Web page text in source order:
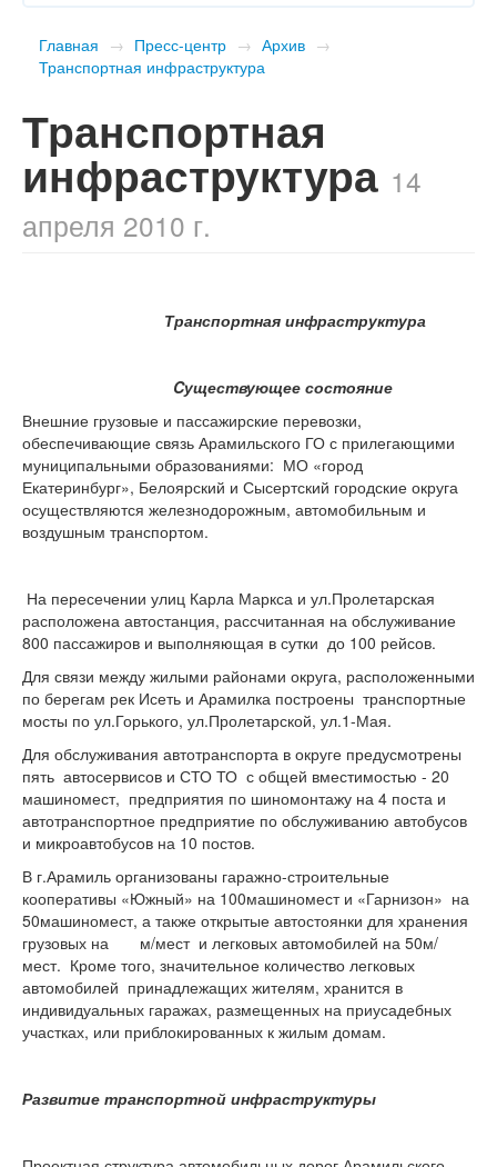
Главная → Пресс-центр → Архив →
Транспортная инфраструктура
Транспортная
инфраструктура 14
апреля 2010 г.
Транспортная инфраструктура
Cуществующее состояние
Внешние грузовые и пассажирские перевозки,
обеспечивающие связь Арамильского ГО с прилегающими
муниципальными образованиями: МО «город
Екатеринбург», Белоярский и Сысертский городские округа
осуществляются железнодорожным, автомобильным и
воздушным транспортом.
На пересечении улиц Карла Маркса и ул.Пролетарская
расположена автостанция, рассчитанная на обслуживание
800 пассажиров и выполняющая в сутки до 100 рейсов.
Для связи между жилыми районами округа, расположенными
по берегам рек Исеть и Арамилка построены транспортные
мосты по ул.Горького, ул.Пролетарской, ул.1-Мая.
Для обслуживания автотранспорта в округе предусмотрены
пять автосервисов и СТО ТО с общей вместимостью - 20
машиномест, предприятия по шиномонтажу на 4 поста и
автотранспортное предприятие по обслуживанию автобусов
и микроавтобусов на 10 постов.
В г.Арамиль организованы гаражно-строительные
кооперативы «Южный» на 100машиномест и «Гарнизон» на
50машиномест, а также открытые автостоянки для хранения
грузовых на м/мест и легковых автомобилей на 50м/
мест. Кроме того, значительное количество легковых
автомобилей принадлежащих жителям, хранится в
индивидуальных гаражах, размещенных на приусадебных
участках, или приблокированных к жилым домам.
Развитие транспортной инфраструктуры